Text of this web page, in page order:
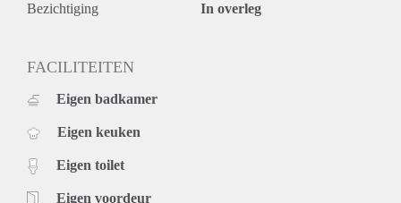
Bezichtiging In overleg
FACILITEITEN
Eigen badkamer
Eigen keuken
Eigen toilet
Eigen voordeur